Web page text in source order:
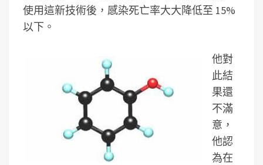
使用這新技術後，感染死亡率大大降低至 15%
以下。
他對
此結
果還
不滿
意，
他認
為在